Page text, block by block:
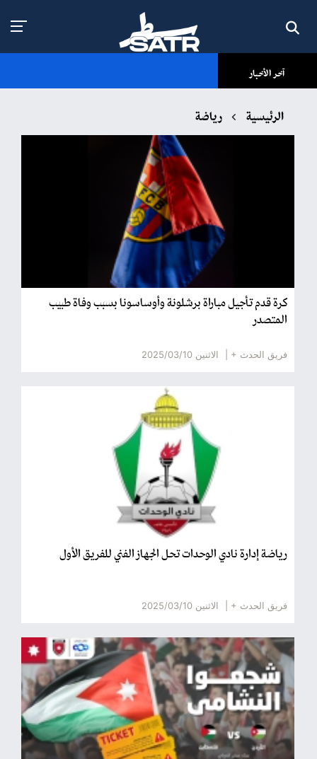
آخر الأخبار
الرئيسية رياضة
كرة قدم تأجيل مباراة برشلونة وأوساسونا بسبب وفاة طبيب
المتصدر
فريق الحدث + | الاثنين 2025/03/10
رياضة إدارة نادي الوحدات تحل الجهاز الفني للفريق الأول
فريق الحدث + | الاثنين 2025/03/10